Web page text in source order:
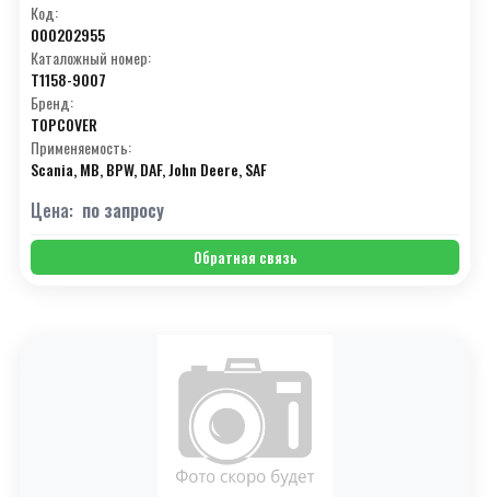
Код:
000202955
Каталожный номер:
T1158-9007
Бренд:
TOPCOVER
Применяемость:
Scania, MB, BPW, DAF, John Deere, SAF
Цена: по запросу
Обратная связь